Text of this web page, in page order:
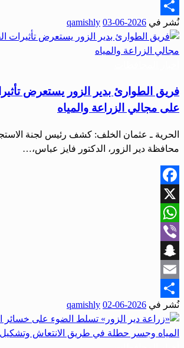
Email
Share
نُشر في 2026-06-03
qamishly
فريق الطوارئ بدير الزور يستعرض
على مجالي الزراعة والمياه
الحرية ـ عثمان الخلف: كشف رئيس لجنة
محافظة دير الزور، الدكتور فايز عباس،…
Facebook
X
WhatsApp
Viber
Snapchat
Email
Share
نُشر في 2026-06-02
qamishly